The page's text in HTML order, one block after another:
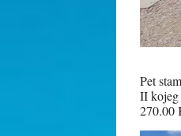
Pet
II kojeg
270.00